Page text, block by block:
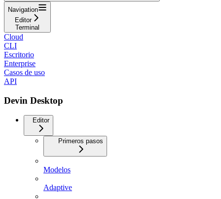
Navigation
Editor
Terminal
Cloud
CLI
Escritorio
Enterprise
Casos de uso
API
Devin Desktop
Editor
Primeros pasos
Modelos
Adaptive